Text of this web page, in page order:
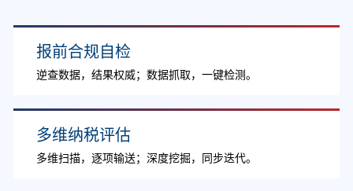
报前合规自检
逆查数据，结果权威；数据抓取，一键检测。
多维纳税评估
多维扫描，逐项输送；深度挖掘，同步迭代。